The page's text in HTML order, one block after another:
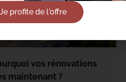
vos rénovations
maintenant ?
Je profite de l'offre